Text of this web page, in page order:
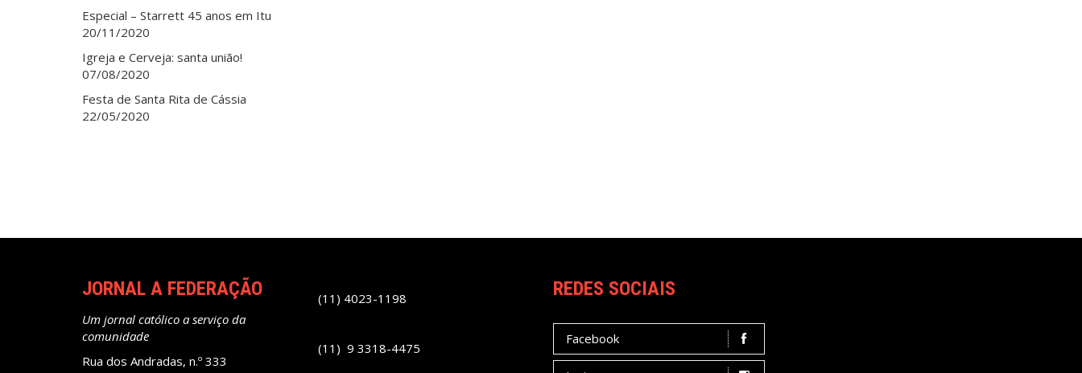
Especial – Starrett 45 anos em Itu
20/11/2020
Igreja e Cerveja: santa união!
07/08/2020
Festa de Santa Rita de Cássia
22/05/2020
JORNAL A FEDERAÇÃO
Um jornal católico a serviço da
comunidade
Rua dos Andradas, n.º 333
(11) 4023-1198
(11) 9 3318-4475
REDES SOCIAIS
Facebook